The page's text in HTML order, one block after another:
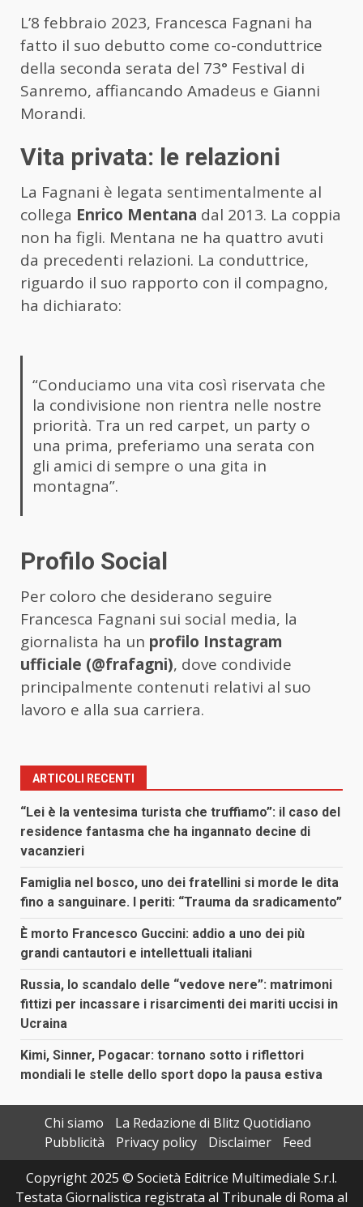
L’8 febbraio 2023, Francesca Fagnani ha
fatto il suo debutto come co-conduttrice
della seconda serata del 73° Festival di
Sanremo, affiancando Amadeus e Gianni
Morandi.
Vita privata: le relazioni
La Fagnani è legata sentimentalmente al
collega Enrico Mentana dal 2013. La coppia
non ha figli. Mentana ne ha quattro avuti
da precedenti relazioni. La conduttrice,
riguardo il suo rapporto con il compagno,
ha dichiarato:
“Conduciamo una vita così riservata che
la condivisione non rientra nelle nostre
priorità. Tra un red carpet, un party o
una prima, preferiamo una serata con
gli amici di sempre o una gita in
montagna”.
Profilo Social
Per coloro che desiderano seguire
Francesca Fagnani sui social media, la
giornalista ha un profilo Instagram
ufficiale (@frafagni), dove condivide
principalmente contenuti relativi al suo
lavoro e alla sua carriera.
ARTICOLI RECENTI
“Lei è la ventesima turista che truffiamo”: il caso del
residence fantasma che ha ingannato decine di
vacanzieri
Famiglia nel bosco, uno dei fratellini si morde le dita
fino a sanguinare. I periti: “Trauma da sradicamento”
È morto Francesco Guccini: addio a uno dei più
grandi cantautori e intellettuali italiani
Russia, lo scandalo delle “vedove nere”: matrimoni
fittizi per incassare i risarcimenti dei mariti uccisi in
Ucraina
Kimi, Sinner, Pogacar: tornano sotto i riflettori
mondiali le stelle dello sport dopo la pausa estiva
Chi siamo
La Redazione di Blitz Quotidiano
Pubblicità
Privacy policy Disclaimer
Feed
Copyright 2025 © Società Editrice Multimediale S.r.l.
Testata Giornalistica registrata al Tribunale di Roma al